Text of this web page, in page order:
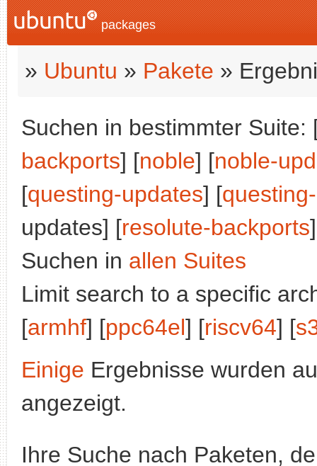
packages
» Ubuntu » Pakete »
Suchen in bestimmter Suite:
backports] [noble] [noble-
[questing-updates] [
updates] [resolute-backports
Suchen in allen Suites
Limit search to a specific
[armhf] [ppc64el] [riscv64] [
Einige Ergebnisse wurden
angezeigt.
Ihre Suche nach Paketen,